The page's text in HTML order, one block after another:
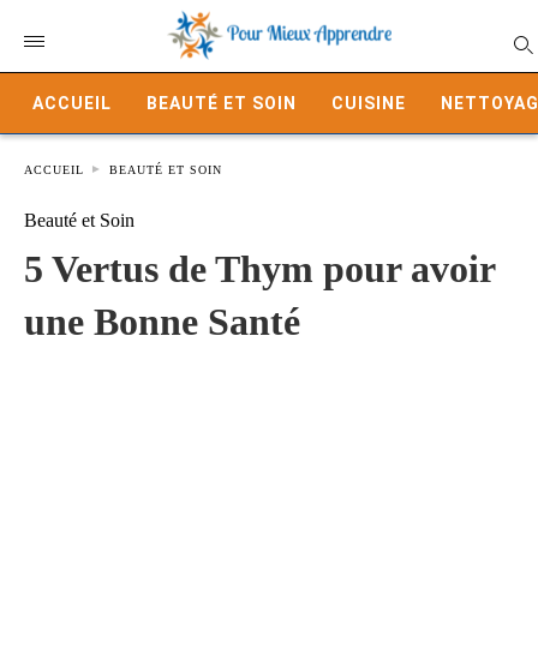
ACCUEIL BEAUTÉ ET SOIN CUISINE
ACCUEIL BEAUTÉ ET SOIN
Beauté et Soin
5 Vertus de Thym pour avoir
une Bonne Santé